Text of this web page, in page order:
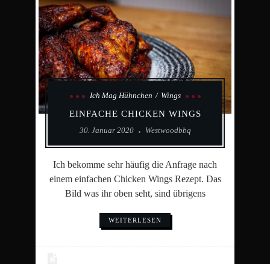
Ich Mag Hühnchen Wings
EINFACHE CHICKEN WINGS
30. Januar 2020 Westwoodbbq
Ich bekomme sehr häufig die Anfrage nach
einem einfachen Chicken Wings Rezept. Das
Bild was ihr oben seht, sind übrigens
WEITERLESEN